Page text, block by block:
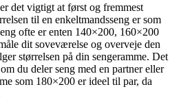
det vigtigt at først og fremmest
til en enkeltmandsseng er som
ofte er enten 140×200, 160×200
dit soveværelse og overveje den
størrelsen på din sengeramme. Det
du deler seng med en partner eller
som 180×200 er ideel til par, da